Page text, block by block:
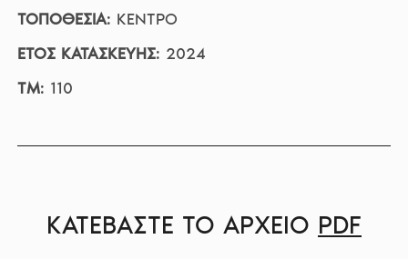
ΤΟΠΟΘΕΣΙΑ: ΚΕΝΤΡΟ
ΕΤΟΣ ΚΑΤΑΣΚΕΥΗΣ: 2024
ΤΜ: 110
ΚΑΤΕΒΑΣΤΕ ΤΟ ΑΡΧΕΙΟ PDF